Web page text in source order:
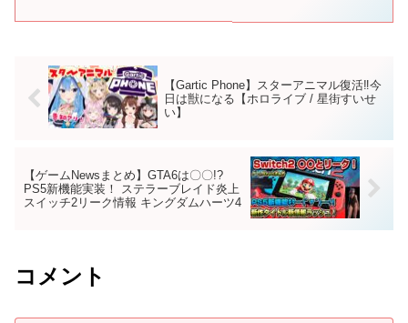
突...
【Gartic Phone】スターアニマル復活‼今
日は獣になる【ホロライブ / 星街すいせ
い】
【ゲームNewsまとめ】GTA6は〇〇!?
PS5新機能実装！ ステラーブレイド炎上
スイッチ2リーク情報 キングダムハーツ4
コメント